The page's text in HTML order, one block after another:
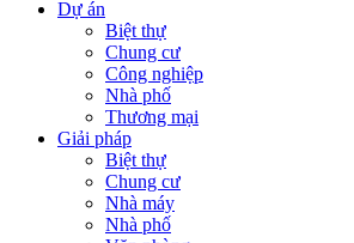
Dự án
Biệt thự
Chung cư
Công nghiệp
Nhà phố
Thương mại
Giải pháp
Biệt thự
Chung cư
Nhà máy
Nhà phố